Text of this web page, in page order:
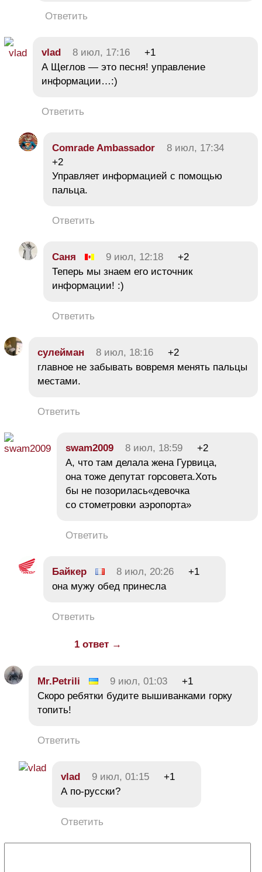
Ответить
vlad 8 июл, 17:16
+1
А Щеглов — это песня! управление
информации…:)
Ответить
Comrade Ambassador
8 июл, 17:34
+2
Управляет информацией с помощью
пальца.
Ответить
Саня 9 июл, 12:18
+2
Теперь мы знаем его источник
информации! :)
Ответить
сулейман 8 июл, 18:16
+2
главное не забывать вовремя менять пальцы
местами.
Ответить
swam2009 8 июл, 18:59
+2
А, что там делала жена Гурвица,
она тоже депутат горсовета.Хоть
бы не позорилась«девочка
со стометровки аэропорта»
Ответить
Байкер 8 июл, 20:26
+1
она мужу обед принесла
Ответить
1 ответ →
Mr.Petrili 9 июл, 01:03
+1
Скоро ребятки будите вышиванками горку
топить!
Ответить
vlad 9 июл, 01:15
+1
А по-русски?
Ответить